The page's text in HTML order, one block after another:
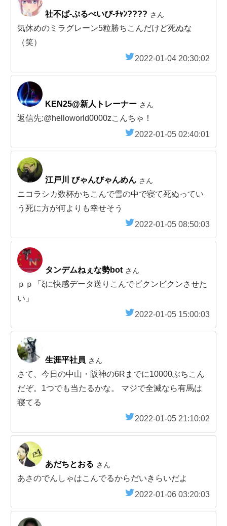
社不ぱ-ぷるべいび-ﾁｬﾝ???? さん
気休めのミラグレーン5粒勝ちこんだけど死ぬな
（笑）
2022-01-04 20:30:02
KEN25@新人トレーナー さん
返信先:@helloworld0000zこんちゃ！
2022-01-05 02:40:01
江戸川 びゃんびゃんめん さん
ニコラシカ数杯かちこんで雪の中で寝て死ぬってい
う死に方が何よりも幸せそう
2022-01-05 08:50:03
タンデムねぇな勢bot さん
ｐｐ「ξに快感データ送りこんでビクンビクンさせた
い」
2022-01-05 15:00:03
生涯平社員 さん
さて、今日の中山・阪神の6Rまでに10000ぶちこん
だぞ。1つでも当たるかな。 マジで全滅なら有馬は
寝てる
2022-01-05 21:10:02
あだちとおる さん
あさのでんしゃはこんでるからだいきらいだよ
2022-01-06 03:20:03